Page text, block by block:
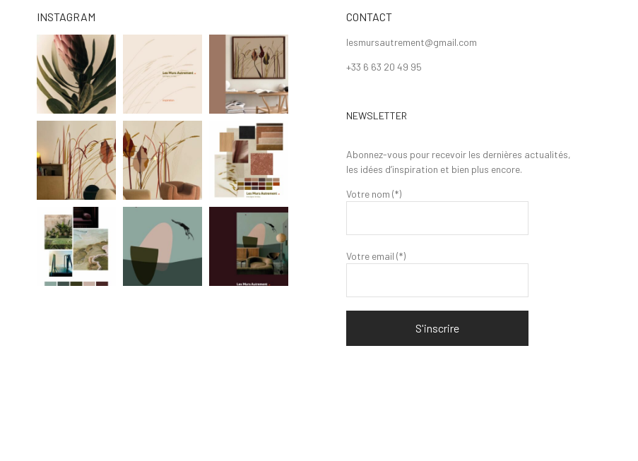
INSTAGRAM CONTACT
lesmursautrement@gmail.com
+33 6 63 20 49 95
NEWSLETTER
Abonnez-vous pour recevoir les dernières actualités,
les idées d’inspiration et bien plus encore.
Votre nom (*)
Votre email (*)